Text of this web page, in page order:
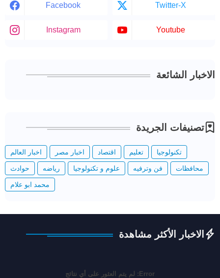
Facebook Twitter-X
Instagram Youtube
الاخبار الشائعة
تصنيفات الجريدة
اخبار العالم اخبار مصر اقتصاد تعليم تكنولوجيا
حوادث رياضه علوم و تكنولوجيا فن وترفيه محافظات
محمد ابو علام
الاخبار الأكثر مشاهدة
Error: لم يتم العثور على أي نتائج